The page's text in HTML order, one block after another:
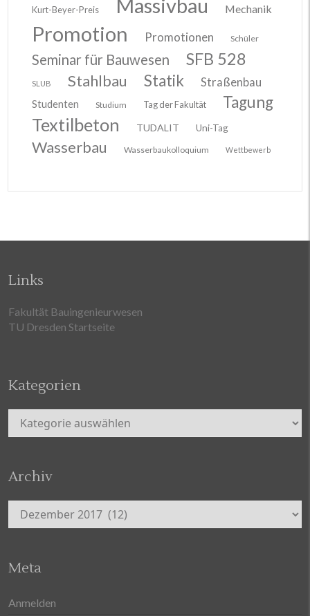
Kurt-Beyer-Preis Massivbau Mechanik
Promotion Promotionen Schüler
Seminar für Bauwesen SFB 528
SLUB Stahlbau Statik Straßenbau
Studenten Studium Tag der Fakultät Tagung
Textilbeton TUDALIT Uni-Tag
Wasserbau Wasserbaukolloquium Wettbewerb
Links
Fakultät Bauingenieurwesen
TU Dresden Startseite
Kategorien
Kategorien
Archiv
Archiv
Meta
Anmelden